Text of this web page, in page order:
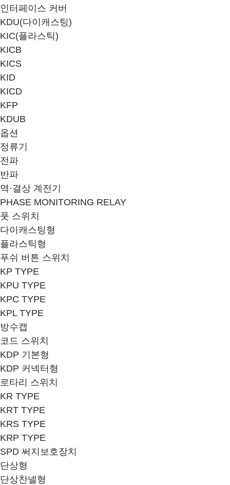
인터페이스 커버
KDU(다이캐스팅)
KIC(플라스틱)
KICB
KICS
KID
KICD
KFP
KDUB
옵션
정류기
전파
반파
역·결상 계전기
PHASE MONITORING RELAY
풋 스위치
다이캐스팅형
플라스틱형
푸쉬 버튼 스위치
KP TYPE
KPU TYPE
KPC TYPE
KPL TYPE
방수캡
코드 스위치
KDP 기본형
KDP 커넥터형
로타리 스위치
KR TYPE
KRT TYPE
KRS TYPE
KRP TYPE
SPD 써지보호장치
단상형
단상찬넬형